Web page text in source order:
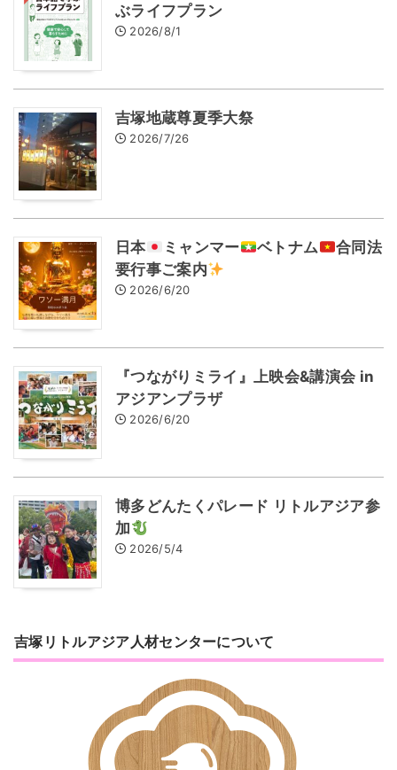
ぶライフプラン
2026/8/1
吉塚地蔵尊夏季大祭
2026/7/26
日本 ミャンマー ベトナム
合同法
要行事ご案内
2026/6/20
『つながりミライ』上映会&講演会 in
アジアンプラザ
2026/6/20
博多どんたくパレード リトルアジア参
加
2026/5/4
吉塚リトルアジア人材センターについて